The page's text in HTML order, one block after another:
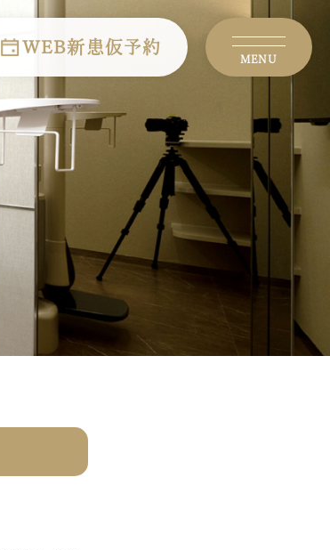
WEB新患仮予約
MENU